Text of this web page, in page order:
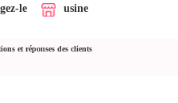
le usine
et réponses des clients